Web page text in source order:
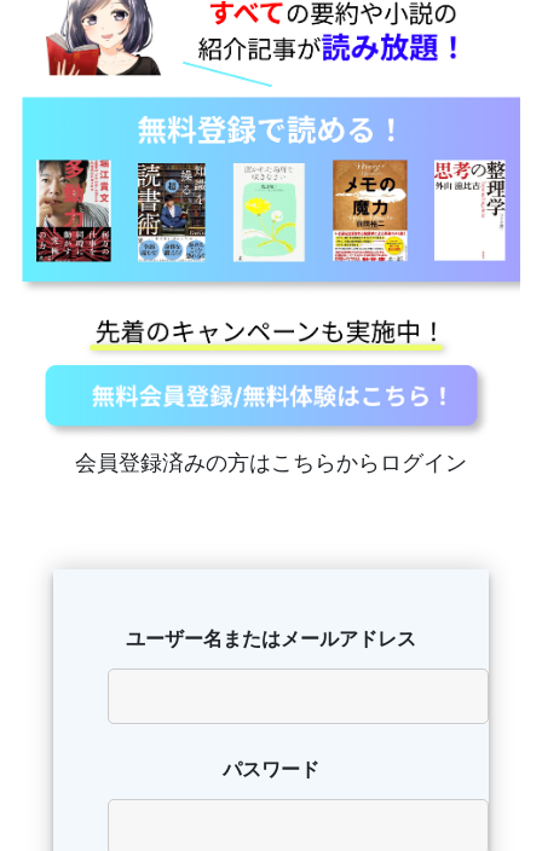
会員登録済みの方はこちらからログイン
ユーザー名またはメールアドレス
パスワード